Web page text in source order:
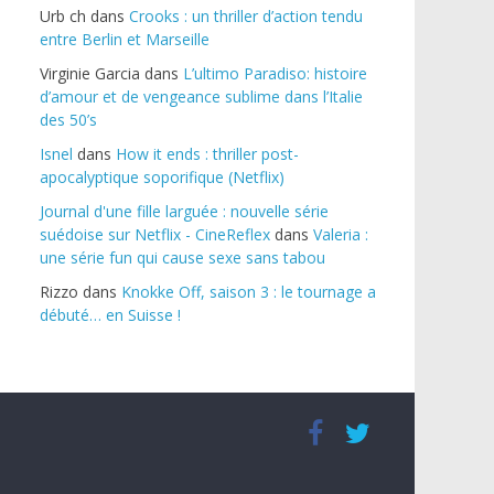
Urb ch dans Crooks : un thriller d’action tendu
entre Berlin et Marseille
Virginie Garcia dans L’ultimo Paradiso: histoire
d’amour et de vengeance sublime dans l’Italie
des 50’s
Isnel dans How it ends : thriller post-
apocalyptique soporifique (Netflix)
Journal d'une fille larguée : nouvelle série
suédoise sur Netflix - CineReflex dans Valeria :
une série fun qui cause sexe sans tabou
Rizzo dans Knokke Off, saison 3 : le tournage a
débuté… en Suisse !